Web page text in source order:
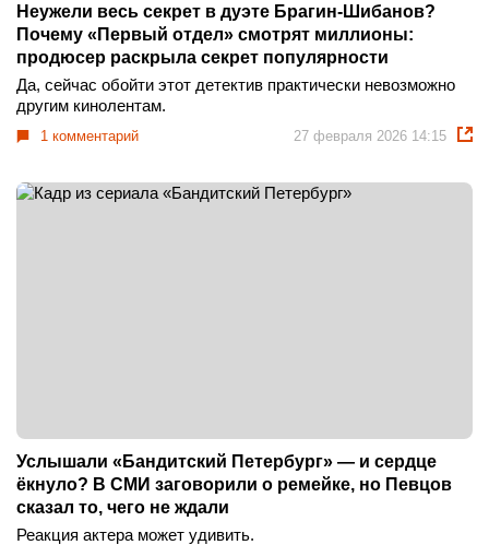
Неужели весь секрет в дуэте Брагин-Шибанов?
Почему «Первый отдел» смотрят миллионы:
продюсер раскрыла секрет популярности
Да, сейчас обойти этот детектив практически невозможно
другим кинолентам.
1 комментарий 27 февраля 2026 14:15
Услышали «Бандитский Петербург» — и сердце
ёкнуло? В СМИ заговорили о ремейке, но Певцов
сказал то, чего не ждали
Реакция актера может удивить.